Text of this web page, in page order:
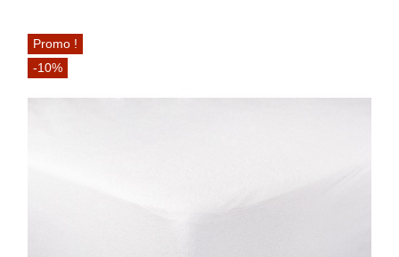
Promo !
-10%